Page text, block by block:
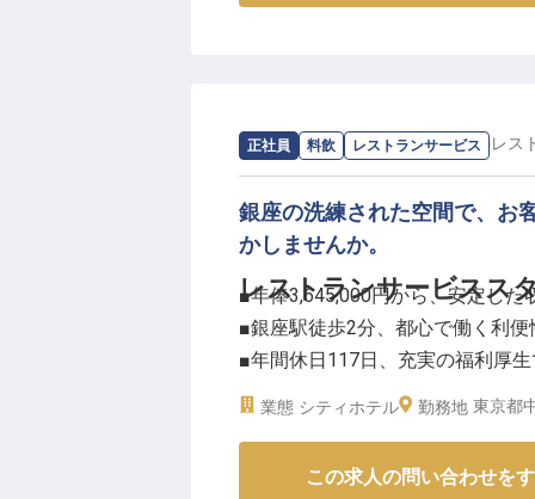
正社員 料飲 レストランサービス
レストランサービスス
求人情報：MUJI HOTEL GINZAのレス
銀座の洗練された空間で、お
かしませんか。
■年俸3,645,000円から、安定した
■銀座駅徒歩2分、都心で働く利
■年間休日117日、充実の福利厚
■お客様の心に残るサービスを追
銀座の中心に位置する当施設は
業態 シティホテル 勤務地 東京都
この求人の問い合わせを